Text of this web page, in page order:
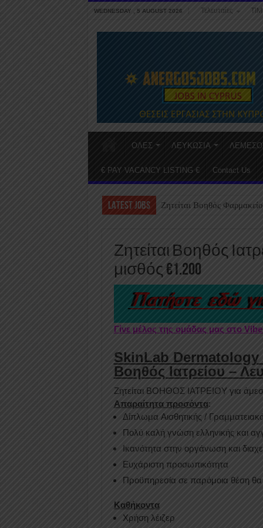
WEDNESDAY , 5 AUGUST 2026 Τελευταίες
ΟΛΕΣ ΛΕΥΚΩΣΙΑ
€ PAY VACANCY LISTING € Contact Us
LATEST JOBS Ζητείται Βοηθός
Ζητείται Βοηθός
μισθός €1.200
Γίνε μέλος της ομάδας μας στο
SkinLab
Βοηθός Ιατρείου –
Ζητείται ΒΟΗΘΟΣ ΙΑΤΡΕΙΟΥ για
Απαραίτητα προσόντα:
Δίπλωμα Aισθητικής /
Πολύ καλή γνώση ελληνικής και
Ικανότητα στην οργάνωση και
Ευχάριστη προσωπικότητα
Προϋπηρεσία σε παρόμοια θέση
Καθήκοντα
Χρήση λέιζερ